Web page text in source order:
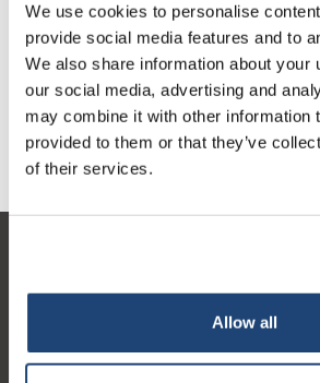
We use cookies to personalise
provide social media features and to
We also share information about your
our social media, advertising and
may combine it with other information
provided to them or that they’ve
of their services.
Allow all
1 Stuk
Toevoegen aan
Informatie
Contactgegevens